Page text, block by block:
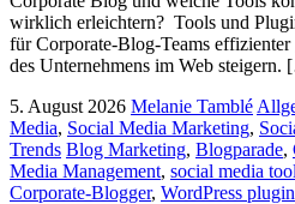
wirklich erleichtern? Tools und
für Corporate-Blog-Teams
des Unternehmens im Web
5. August 2026 Melanie Tamblé
Media, Social Media Marketing,
Trends Blog Marketing, Blogparade,
Media Management, social media
Corporate-Blogger, WordPress plugin